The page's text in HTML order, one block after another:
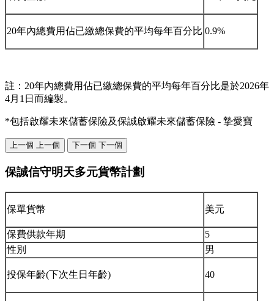
20年內總費用佔已繳總保費的平均每年百分比 0.9%
註：20年內總費用佔已繳總保費的平均每年百分比是於2026年
4月1日而編製。
*包括啟耀未來儲蓄保險及保誠啟耀未來儲蓄保險 - 摯愛寶
上一個 上一個 下一個 下一個
保誠信守明天多元貨幣計劃
保單貨幣 美元
保費供款年期
5
性別
男
投保年齡(下次生日年齡) 40